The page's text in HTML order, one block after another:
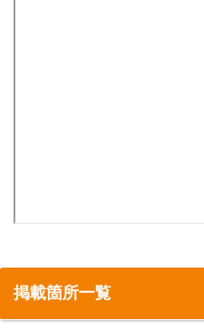
掲載箇所一覧